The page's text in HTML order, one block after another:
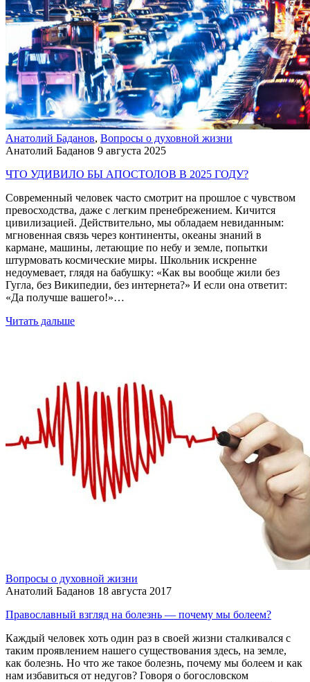
Анатолий Баданов, Вопросы о духовной жизни
Анатолий Баданов 9 августа 2025
ЧТО УДИВИЛО БЫ АПОСТОЛОВ В 2025 ГОДУ?
Современный человек часто смотрит на прошлое с чувством
превосходства, даже с легким пренебрежением. Кичится
цивилизацией. Действительно, мы обладаем невиданным:
мгновенная связь через континенты, океаны знаний в
кармане, машины, летающие по небу и земле, попытки
штурмовать космические миры. Школьник искренне
недоумевает, глядя на бабушку: «Как вы вообще жили без
Гугла, без Википедии, без интернета?» И если она ответит:
«Да получше вашего!»…
Читать дальше
Вопросы о духовной жизни
Анатолий Баданов 18 августа 2017
Православный взгляд на болезнь — почему мы болеем?
Каждый человек хоть один раз в своей жизни сталкивался с
таким проявлением нашего существования здесь, на земле,
как болезнь. Но что же такое болезнь, почему мы болеем и как
нам избавиться от недугов? Говоря о богословском